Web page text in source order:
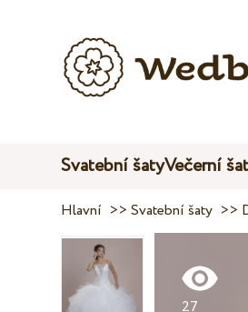
Svatební šatyVečerní
Hlavní >>Svatební šaty >>
27